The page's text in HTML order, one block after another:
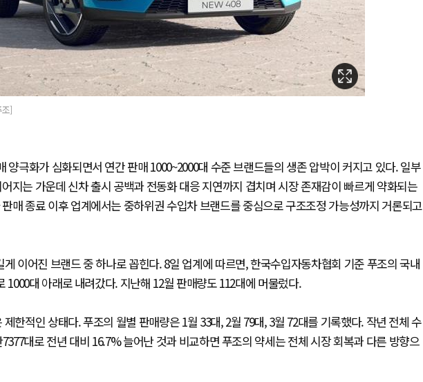
조]
양극화가 심화되면서 연간 판매 1000~2000대 수준 브랜드들의 생존 압박이 커지고 있다. 일부
지는 가운데 신차 출시 공백과 전동화 대응 지연까지 겹치며 시장 존재감이 빠르게 약화되는
매 종료 이후 업계에서는 중하위권 수입차 브랜드를 중심으로 구조조정 가능성까지 거론되고
이어진 브랜드 중 하나로 꼽힌다. 8일 업계에 따르면, 한국수입자동차협회 기준 푸조의 국내
1000대 아래로 내려갔다. 지난해 12월 판매량도 112대에 머물렀다.
한적인 상태다. 푸조의 월별 판매량은 1월 33대, 2월 79대, 3월 72대를 기록했다. 작년 전체 수
대로 전년 대비 16.7% 늘어난 것과 비교하면 푸조의 약세는 전체 시장 회복과 다른 방향으